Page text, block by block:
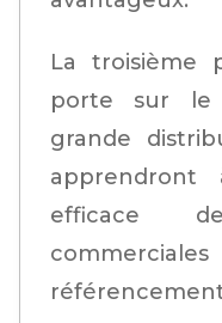
La troisième
porte sur le
grande
apprendront
efficace